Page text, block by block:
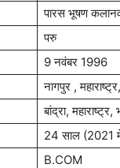
पारस भूषण
परु
9 नवंबर 1996
नागपुर ,
बांद्रा, महाराष्ट्र,
24 साल (2021
B.COM